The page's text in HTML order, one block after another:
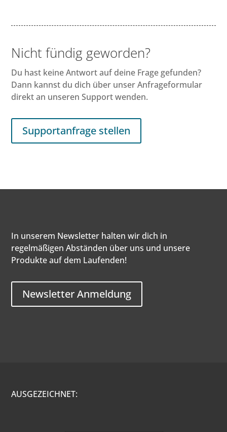
Nicht fündig geworden?
Du hast keine Antwort auf deine Frage gefunden?
Dann kannst du dich über unser Anfrageformular
direkt an unseren Support wenden.
Supportanfrage stellen
In unserem Newsletter halten wir dich in
regelmäßigen Abständen über uns und unsere
Produkte auf dem Laufenden!
Newsletter Anmeldung
AUSGEZEICHNET: